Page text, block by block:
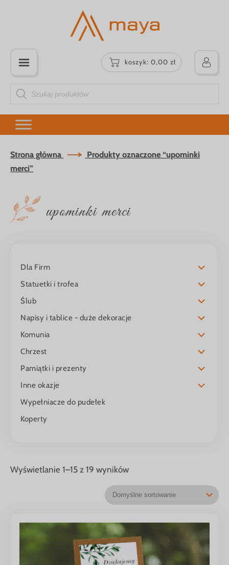
Wyszukiwarka
produktów
koszyk: 0,00 zł
Strona główna
Produkty oznaczone “upominki
merci”
upominki merci
Dla Firm
Statuetki i trofea
Ślub
Napisy i tablice - duże dekoracje
Komunia
Chrzest
Pamiątki i prezenty
Inne okazje
Wypełniacze do pudełek
Koperty
Wyświetlanie 1–15 z 19 wyników